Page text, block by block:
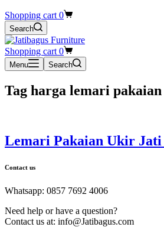
Shopping cart 0
Search
Shopping cart 0
Menu Search
Tag harga lemari
Lemari Pakaian Ukir Jati
Contact us
Whatsapp: 0857 7692 4006
Need help or have a question?
Contact us at: info@Jatibagus.com